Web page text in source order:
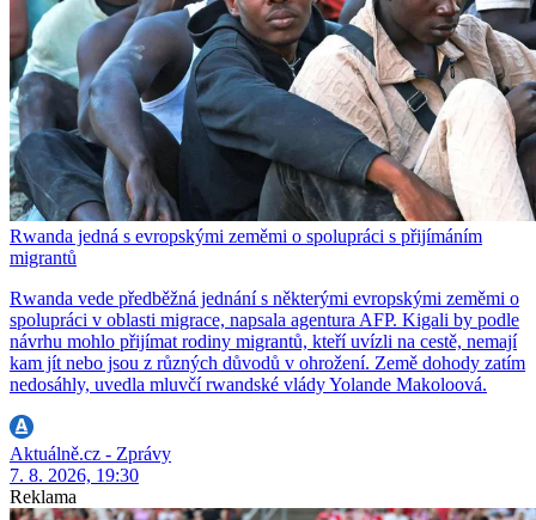
Rwanda jedná s evropskými zeměmi o spolupráci s přijímáním
migrantů
Rwanda vede předběžná jednání s některými evropskými zeměmi o
spolupráci v oblasti migrace, napsala agentura AFP. Kigali by podle
návrhu mohlo přijímat rodiny migrantů, kteří uvízli na cestě, nemají
kam jít nebo jsou z různých důvodů v ohrožení. Země dohody zatím
nedosáhly, uvedla mluvčí rwandské vlády Yolande Makoloová.
Aktuálně.cz - Zprávy
7. 8. 2026, 19:30
Reklama